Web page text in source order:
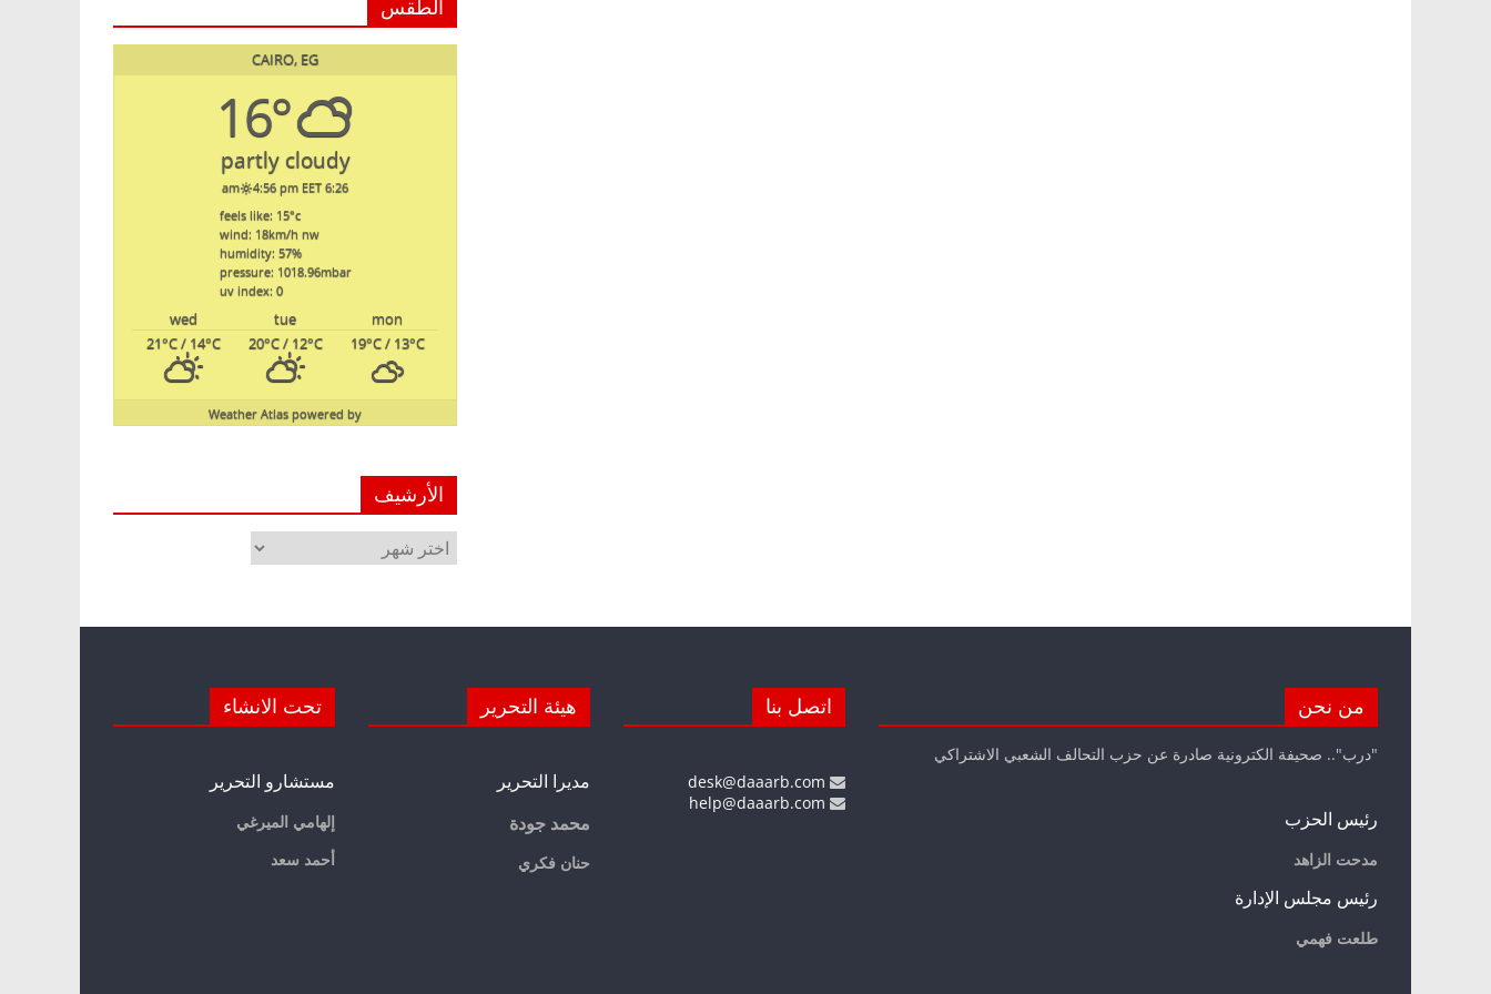
الطقس
CAIRO, EG
16°
partly cloudy
6:26 am
4:56 pm EET
feels like: 15°c
wind: 18km/h nw
humidity: 57%
pressure: 1018.96mbar
uv index: 0
mon
tue
wed
19°C/ 13°C
20°C/ 12°C
21°C/ 14°C
powered by
Weather Atlas
الأرشيف
الأرشيف
من نحن
"درب".. صحيفة الكترونية صادرة عن حزب التحالف الشعبي الاشتراكي
رئيس الحزب
مدحت الزاهد
رئيس مجلس الإدارة
طلعت فهمي
اتصل بنا هيئة التحرير
مديرا التحرير
محمد جودة
حنان فكري
تحت الانشاء
مستشارو التحرير
إلهامي الميرغي
أحمد سعد